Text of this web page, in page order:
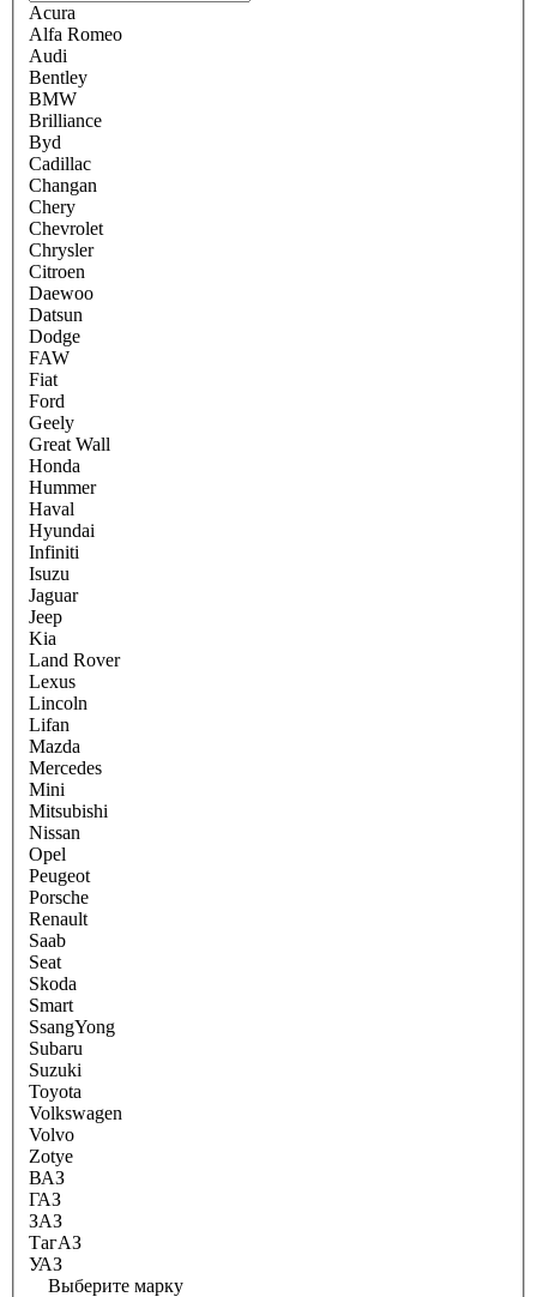
Acura
Alfa Romeo
Audi
Bentley
BMW
Brilliance
Byd
Cadillac
Changan
Chery
Chevrolet
Chrysler
Citroen
Daewoo
Datsun
Dodge
FAW
Fiat
Ford
Geely
Great Wall
Honda
Hummer
Haval
Hyundai
Infiniti
Isuzu
Jaguar
Jeep
Kia
Land Rover
Lexus
Lincoln
Lifan
Mazda
Mercedes
Mini
Mitsubishi
Nissan
Opel
Peugeot
Porsche
Renault
Saab
Seat
Skoda
Smart
SsangYong
Subaru
Suzuki
Toyota
Volkswagen
Volvo
Zotye
ВАЗ
ГАЗ
ЗАЗ
ТагАЗ
УАЗ
Выберите марку